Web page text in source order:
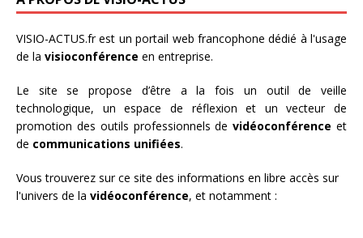
VISIO-ACTUS.frest un portail web francophone dédié à l'usage
de la visioconférence en entreprise.
Le site se propose d’être a la fois un outil de veille
technologique, un espace de réflexion et un vecteur de
promotion des outils professionnels devidéoconférence et
de communications unifiées.
Vous trouverez sur ce site des informations en libre accès sur
l'univers de la vidéoconférence, et notamment :